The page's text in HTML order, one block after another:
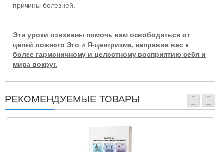
причины болезней.
Эти уроки призваны помочь вам освободиться от
цепей ложного Эго и Я-центризма, направив вас к
более гармоничному и целостному восприятию себя и
мира вокруг.
РЕКОМЕНДУЕМЫЕ ТОВАРЫ